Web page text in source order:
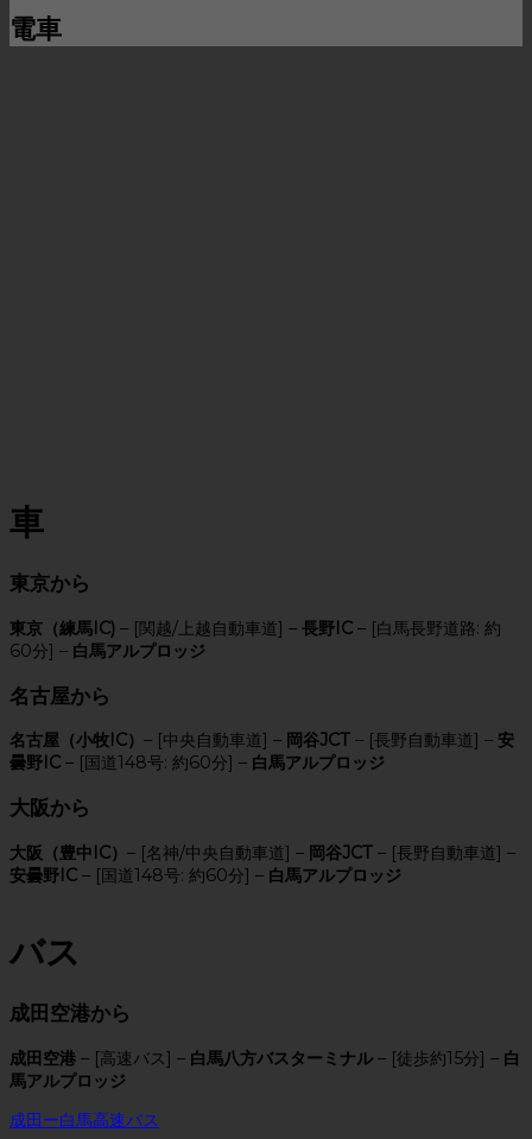
電車
車
東京から
東京（練馬IC) – [関越/上越自動車道] – 長野IC – [白馬長野道路: 約
60分] – 白馬アルプロッジ
名古屋から
名古屋（小牧IC） – [中央自動車道] – 岡谷JCT – [長野自動車道] – 安
曇野IC – [国道148号: 約60分] – 白馬アルプロッジ
大阪から
大阪（豊中IC） – [名神/中央自動車道] – 岡谷JCT – [長野自動車道] –
安曇野IC – [国道148号: 約60分] – 白馬アルプロッジ
バス
成田空港から
成田空港 – [高速バス] – 白馬八方バスターミナル – [徒歩約15分] – 白
馬アルプロッジ
成田ー白馬高速バス